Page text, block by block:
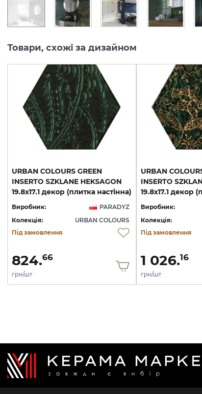
Товари, схожі за дизайном
URBAN COLOURS GREEN
INSERTO SZKLANE HEKSAGON
19.8х17.1 декор (плитка настінна)
Виробник:
PARADYZ
Колекція:
URBAN COLOURS
Під замовлення
824.66
грн/шт
URBAN
INSERTO
19.8х17.1 декор
Виробник:
Колекція:
Під замовлення
1 026.16
грн/шт